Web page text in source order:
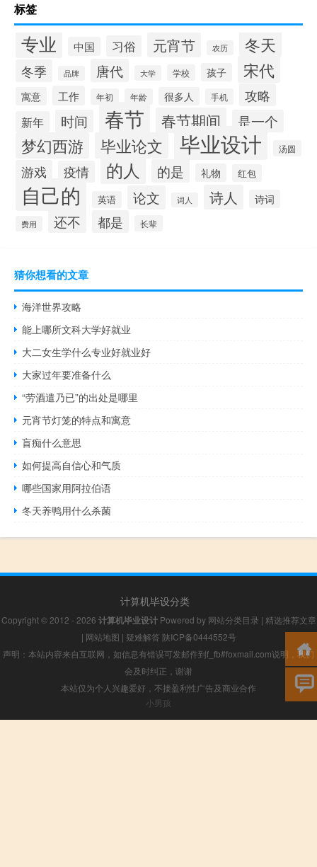
标签
专业 中国 习俗 元宵节 农历 冬天
冬季 品牌 唐代 大学 学校 孩子 宋代
寓意 工作 年初 年龄 很多人 手机 攻略
新年 时间 春节 春节期间 是一个
梦幻西游 毕业论文 毕业设计 汤圆
游戏 疫情 的人 的是 礼物 红包
自己的 英语 论文 词人 诗人 诗词
费用 还不 都是 长辈
猜你想看的文章
海洋世界攻略
能上哪所文科大学好就业
大二女生学什么专业好就业好
大家过年要准备什么
“劳酒遣乃已”的出处是哪里
元宵节灯笼的特点和寓意
盲痴什么意思
如何提高自信心和气质
哪些国家用阿拉伯语
冬天养鸭用什么杀菌
计算机毕设分类
Copyright © 2012 - 2026 计算机毕业设计Powered by 网站分类目录 | 精选推荐文章
| 网站地图 | 疑难解答 陕ICP备0444552号
声明：本站内容来自互联网，如信息有错误可发邮件到f_fb#foxmail.com说明，我们
会及时纠正，谢谢
本站仅为个人兴趣爱好，不接盈利性广告及商业合作
小男孩